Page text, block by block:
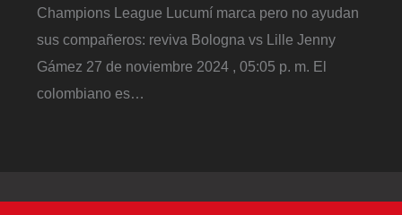
Champions League Lucumí marca pero no ayudan
sus compañeros: reviva Bologna vs Lille Jenny
Gámez 27 de noviembre 2024 , 05:05 p. m. El
colombiano es…